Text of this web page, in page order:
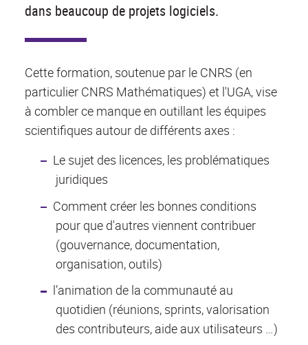
dans beaucoup de projets logiciels.
Cette formation, soutenue par le CNRS (en
particulier CNRS Mathématiques) et l'UGA, vise
à combler ce manque en outillant les équipes
scientifiques autour de différents axes :
Le sujet des licences, les problématiques
juridiques
Comment créer les bonnes conditions
pour que d'autres viennent contribuer
(gouvernance, documentation,
organisation, outils)
l’animation de la communauté au
quotidien (réunions, sprints, valorisation
des contributeurs, aide aux utilisateurs …)